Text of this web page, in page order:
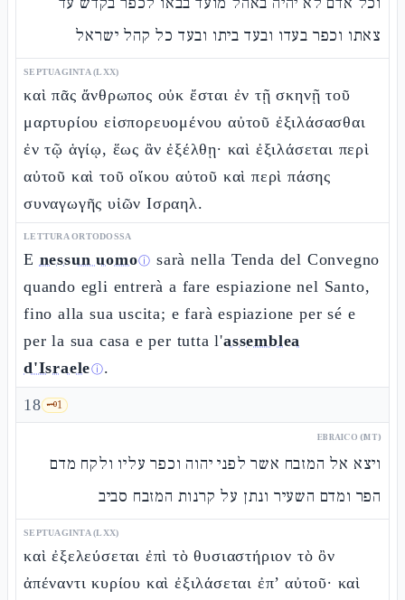
צאתו וכפר בעדו ובעד ביתו ובעד כל קהל ישראל
SEPTUAGINTA (LXX)
καὶ πᾶς ἄνθρωπος οὐκ ἔσται ἐν τῇ σκηνῇ τοῦ
μαρτυρίου εἰσπορευομένου αὐτοῦ ἐξιλάσασθαι
ἐν τῷ ἁγίῳ, ἕως ἂν ἐξέλθῃ· καὶ ἐξιλάσεται περὶ
αὐτοῦ καὶ τοῦ οἴκου αὐτοῦ καὶ περὶ πάσης
συναγωγῆς υἱῶν Ισραηλ.
LETTURA ORTODOSSA
E nessun uomoⓘ sarà nella Tenda del Convegno
quando egli entrerà a fare espiazione nel Santo,
fino alla sua uscita; e farà espiazione per sé e
per la sua casa e per tutta l'assemblea
d'Israeleⓘ.
18 🗝️1
EBRAICO (MT)
ויצא אל המזבח אשר לפני יהוה וכפר עליו ולקח מדם
הפר ומדם השעיר ונתן על קרנות המזבח סביב
SEPTUAGINTA (LXX)
καὶ ἐξελεύσεται ἐπὶ τὸ θυσιαστήριον τὸ ὂν
ἀπέναντι κυρίου καὶ ἐξιλάσεται ἐπ’ αὐτοῦ· καὶ